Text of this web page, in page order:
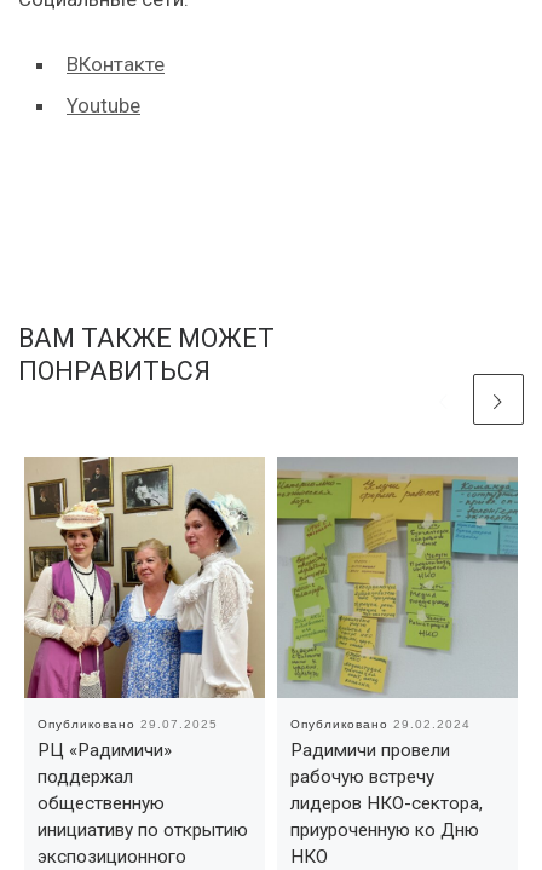
ВКонтакте
Youtube
ВАМ ТАКЖЕ МОЖЕТ
ПОНРАВИТЬСЯ
Опубликовано 29.07.2025
РЦ «Радимичи»
поддержал
общественную
инициативу по открытию
экспозиционного
Опубликовано 29.02.2024
Радимичи провели
рабочую встречу
лидеров НКО-сектора,
приуроченную ко Дню
НКО